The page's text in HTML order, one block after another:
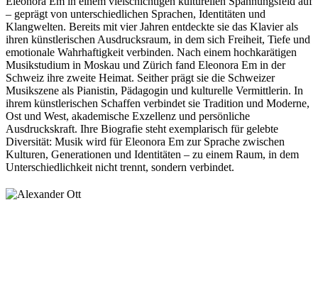
– geprägt von unterschiedlichen Sprachen, Identitäten und
Klangwelten. Bereits mit vier Jahren entdeckte sie das Klavier als
ihren künstlerischen Ausdrucksraum, in dem sich Freiheit, Tiefe und
emotionale Wahrhaftigkeit verbinden. Nach einem hochkarätigen
Musikstudium in Moskau und Zürich fand Eleonora Em in der
Schweiz ihre zweite Heimat. Seither prägt sie die Schweizer
Musikszene als Pianistin, Pädagogin und kulturelle Vermittlerin. In
ihrem künstlerischen Schaffen verbindet sie Tradition und Moderne,
Ost und West, akademische Exzellenz und persönliche
Ausdruckskraft. Ihre Biografie steht exemplarisch für gelebte
Diversität: Musik wird für Eleonora Em zur Sprache zwischen
Kulturen, Generationen und Identitäten – zu einem Raum, in dem
Unterschiedlichkeit nicht trennt, sondern verbindet.